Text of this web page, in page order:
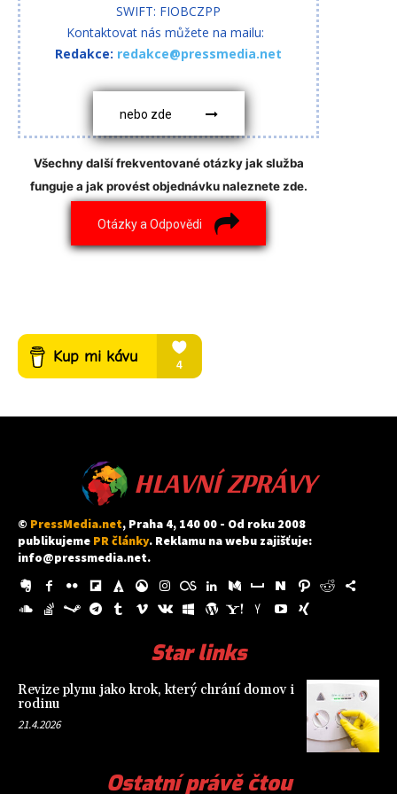
SWIFT: FIOBCZPP
Kontaktovat nás můžete na mailu:
Redakce: redakce@pressmedia.net
nebo zde
Všechny další frekventované otázky jak služba
funguje a jak provést objednávku naleznete zde.
Otázky a Odpovědi
HLAVNÍ ZPRÁVY
© PressMedia.net, Praha 4, 140 00 - Od roku 2008
publikujeme PR články. Reklamu na webu zajišťuje:
info@pressmedia.net.
Star links
Revize plynu jako krok, který chrání domov i
rodinu
21.4.2026
Ostatní právě čtou